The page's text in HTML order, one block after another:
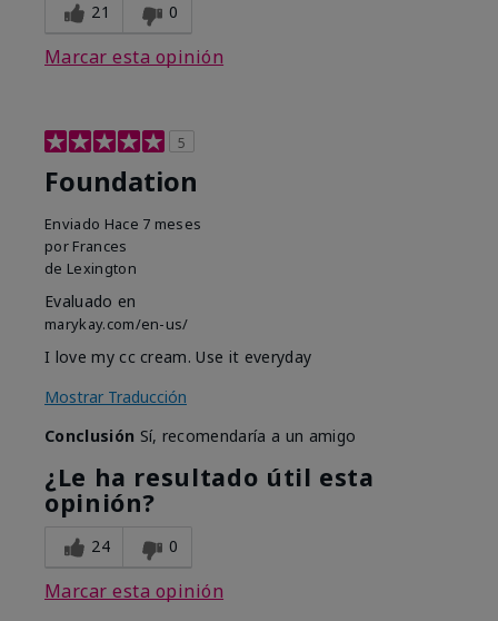
21 0
Marcar esta opinión
5
Foundation
Enviado Hace 7 meses
por Frances
de Lexington
Evaluado en
marykay.com/en-us/
I love my cc cream. Use it everyday
Mostrar Traducción
Conclusión Sí, recomendaría a un amigo
¿Le ha resultado útil esta
opinión?
24 0
Marcar esta opinión